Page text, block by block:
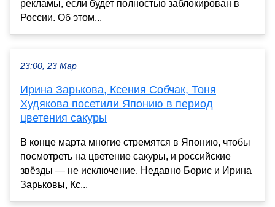
рекламы, если будет полностью заблокирован в
России. Об этом...
23:00, 23 Мар
Ирина Зарькова, Ксения Собчак, Тоня
Худякова посетили Японию в период
цветения сакуры
В конце марта многие стремятся в Японию, чтобы
посмотреть на цветение сакуры, и российские
звёзды — не исключение. Недавно Борис и Ирина
Зарьковы, Кс...